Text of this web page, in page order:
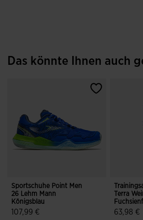
Das könnte Ihnen auch
Sportschuhe Point Men
26 Lehm Mann
Königsblau
107,99 €
Terra
63,98 €